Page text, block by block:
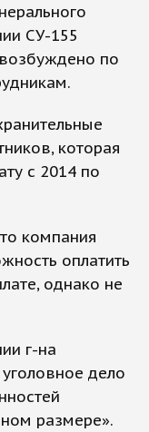
СУ-155
по
которая
с 2014 по
компания
оплатить
однако не
г-на
дело
размере».